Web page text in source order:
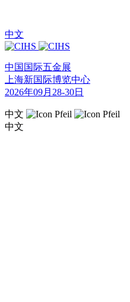
中文
中国国际五金展
上海新国际博览中心
2026年09月28-30日
中文
中文